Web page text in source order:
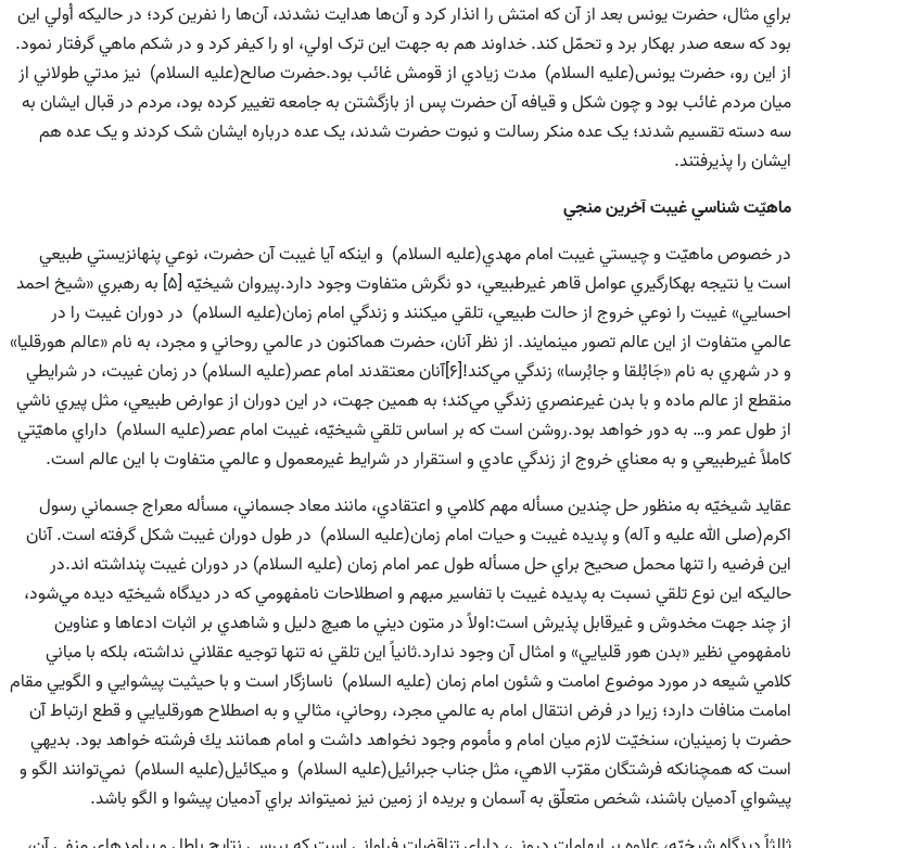
براي مثال، حضرت يونس بعد از آن که امتش را انذار کرد و آن‌ها هدايت نشدند، آن‌ها را نفرين کرد؛ در حاليکه اُولي اين
بود که سعه صدر بهکار برد و تحمّل کند. خداوند هم به جهت اين ترک اولي، او را کيفر کرد و در شکم ماهي گرفتار نمود.
از اين رو، حضرت يونس(علیه السلام) مدت زيادي از قومش غائب بود.حضرت صالح(علیه السلام) نيز مدتي طولاني از
ميان مردم غائب بود و چون شکل و قيافه آن حضرت پس از بازگشتن به جامعه تغيير کرده بود، مردم در قبال ايشان به
سه دسته تقسيم شدند؛ يک عده منکر رسالت و نبوت حضرت شدند، يک عده درباره ايشان شک کردند و يک عده هم
ايشان را پذيرفتند.
ماهيّت شناسي غيبت آخرين منجي
در خصوص ماهيّت و چيستي غيبت امام مهدي(علیه السلام) و اينكه آيا غيبت آن حضرت، نوعي پنهانزيستي طبيعي
است يا نتيجه بهكارگيري عوامل قاهر غيرطبيعي، دو نگرش متفاوت وجود دارد.پيروان شيخيّه [5] به رهبري «شيخ احمد
احسايي» غيبت را نوعي خروج از حالت طبيعي، تلقي ميکنند و زندگي امام زمان(علیه السلام) در دوران غيبت را در
عالمي متفاوت از اين عالم تصور مينمايند. از نظر آنان، حضرت هماکنون در عالمي روحاني و مجرد، به نام «عالم هورقليا»
و در شهري به نام «جَابُلقا و جابُرسا» زندگي مي‌كند![6]آنان معتقدند امام عصر(علیه السلام) در زمان غيبت، در شرايطي
منقطع از عالم ماده و با بدن غيرعنصري زندگي مي‌کند؛ به همين جهت، در اين دوران از عوارض طبيعي، مثل پيري ناشي
از طول عمر و… به دور خواهد بود.روشن است که بر اساس تلقي شيخيّه، غيبت امام عصر(علیه السلام) داراي ماهيّتي
کاملاً غيرطبيعي و به معناي خروج از زندگي عادي و استقرار در شرايط غيرمعمول و عالمي متفاوت با اين عالم است.
عقايد شيخيّه به منظور حل چندين مسأله مهم کلامي و اعتقادي، مانند معاد جسماني، مسأله معراج جسماني رسول
اکرم(صلی الله علیه و آله) و پديده‌ غيبت و حيات امام زمان(علیه السلام) در طول دوران غيبت شکل گرفته است. آنان
اين فرضيه را تنها محمل صحيح براي حل مسأله طول عمر امام زمان (علیه السلام) در دوران غيبت پنداشته اند.در
حاليكه اين نوع تلقي نسبت به پديده‌ غيبت با تفاسير مبهم و اصطلاحات نامفهومي ‌که در ديدگاه شيخيّه ديده مي‌شود،
از چند جهت مخدوش و غيرقابل پذيرش است:اولاً در متون ديني ما هيچ دليل و شاهدي بر اثبات ادعاها و عناوين
نامفهومي نظير «بدن هور قليايي» و امثال آن وجود ندارد.ثانياً اين تلقي نه تنها توجيه عقلاني نداشته، بلكه با مباني
کلامي شيعه در مورد موضوع امامت و شئون امام زمان (علیه السلام) ناسازگار است و با حيثيت پيشوايي و الگويي مقام
امامت منافات دارد؛ زيرا در فرض انتقال امام به عالمي مجرد، روحاني، مثالي و به اصطلاح هورقليايي و قطع ارتباط آن
حضرت با زمينيان، سنخيّت لازم ميان امام و مأموم وجود نخواهد داشت و امام همانند يك فرشته خواهد بود. بديهي
است که همچنانكه فرشتگان مقرّب الاهي، مثل جناب جبرائيل(علیه السلام) و ميکائيل(علیه السلام) نمي‌توانند الگو و
پيشواي آدميان باشند، شخص متعلّق به آسمان و بريده از زمين نيز نميتواند براي آدميان پيشوا و الگو باشد.